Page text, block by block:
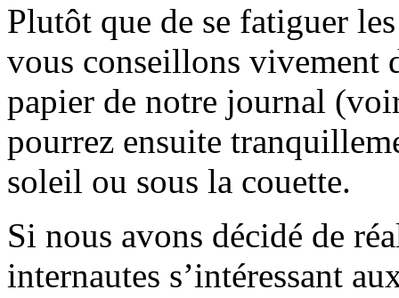
Plutôt que de se fatiguer
vous conseillons vivement
papier de notre journal
pourrez ensuite
soleil ou sous la couette.
Si nous avons décidé de
internautes s’intéressant